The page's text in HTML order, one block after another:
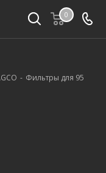
0
- Фильтры для 95